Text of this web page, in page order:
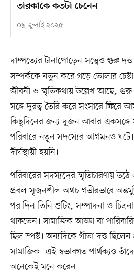
তারকাকে কতটা চেনেন
০৯ জুলাই ২০২৫
দাম্পত্যের টানাপোড়েন সত্ত্বেও গুরু
সম্পর্ককে নতুন করে গড়ে তোলার চেষ্টা
জীবনী ও স্মৃতিকথায় উল্লেখ আছে, গুরু
সঙ্গে দূরত্ব তৈরি করে সংসারে ফিরে
কিছুদিনের জন্য দুজন আবার
পরিবারে নতুন সদস্যের আগমনও ঘটে।
দীর্ঘস্থায়ী হয়নি।
পরিবারের সদস্যদের স্মৃতিচারণায়
প্রবল সৃজনশীল অথচ গভীরভাবে
পর দিন তিনি শুটিং, সম্পাদনা ও
থাকতেন। সামাজিক আড্ডা বা
ছিল স্পষ্ট। অন্যদিকে গীতা দত্ত
সামাজিক। এই স্বভাবগত পার্থক্যও
অনেকেই মনে করেন।